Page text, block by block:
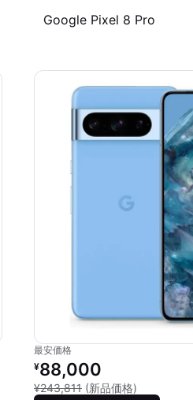
Google Pixel 8 Pro
最安価格
リファービッシュ品の価格：
¥88,000
¥243,811 (新品価格)